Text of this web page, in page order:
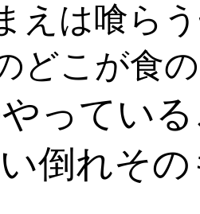
えは喰ら
どこが食
ってい
倒れそ